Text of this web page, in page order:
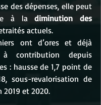
des dépenses, elle peut
à la diminution des
actuels.
ont d’ores et déjà
contribution depuis
: hausse de 1,7 point de
sous-revalorisation de
2019 et 2020.